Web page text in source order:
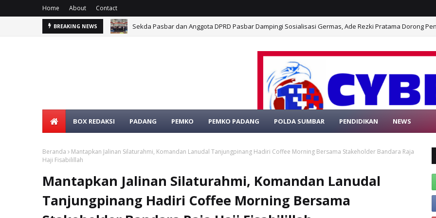
Home About Contact
BREAKING NEWS Sekda Pasbar dan Anggota DPRD Pasbar Dampingi Sosialisasi Germas, Ade Rezki Pratama Dorong
SELAMAT DATANG DI WEBSITE RESMI
BOX REDAKSI PADANG PEMKO PEMKO PADANG POLDA SUMBAR PENDIDIKAN NEWS
Beranda
Mantapkan Jalinan Silaturahmi, Komandan Lanudal Tanjungpinang Hadiri Coffee Morning Bersama Stakeholder Bandara Raja
Haji Fisabilillah
Mantapkan Jalinan Silaturahmi, Komandan Lanudal
Tanjungpinang Hadiri Coffee Morning Bersama